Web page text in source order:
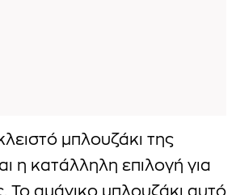
μπλουζάκι της
η κατάλληλη επιλογή για